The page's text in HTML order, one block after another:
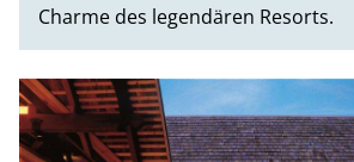
Charme des legendären Resorts.